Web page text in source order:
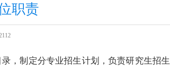
职责
，制定分专业招生计划，负责研究生招生